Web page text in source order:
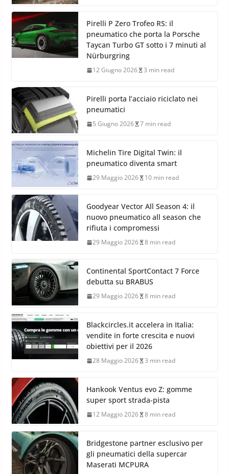
Pirelli P Zero Trofeo RS: il
pneumatico che porta la Porsche
Taycan Turbo GT sotto i 7 minuti al
Nürburgring
12 Giugno 2026 3 min read
Pirelli porta l’acciaio riciclato nei
pneumatici
5 Giugno 2026 7 min read
Michelin Tire Digital Twin: il
pneumatico diventa smart
29 Maggio 2026 10 min read
Goodyear Vector All Season 4: il
nuovo pneumatico all season che
rifiuta i compromessi
29 Maggio 2026 8 min read
Continental SportContact 7 Force
debutta su BRABUS
29 Maggio 2026 8 min read
Blackcircles.it accelera in Italia:
vendite in forte crescita e nuovi
obiettivi per il 2026
28 Maggio 2026 3 min read
Hankook Ventus evo Z: gomme
super sport strada-pista
12 Maggio 2026 8 min read
Bridgestone partner esclusivo per
gli pneumatici della supercar
Maserati MCPURA